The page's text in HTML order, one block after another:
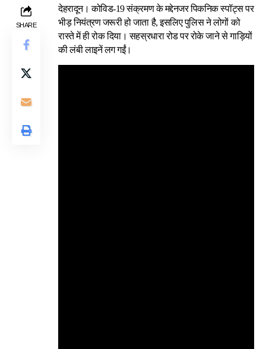
SHARE
देहरादून। कोविड-19 संक्रमण के मद्देनजर पिकनिक स्पॉट्स पर
भीड़ नियंत्रण जरूरी हो जाता है, इसलिए पुलिस ने लोगों को
रास्ते में ही रोक दिया। सहस्रधारा रोड पर रोके जाने से गाड़ियों
की लंबी लाइनें लग गईं।